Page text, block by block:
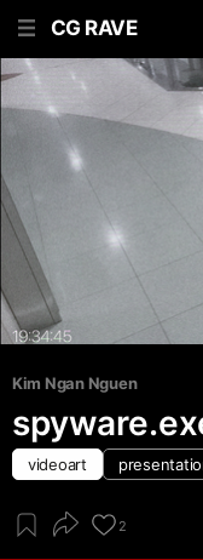
CG RAVE
Kim Ngan Nguen
videoart
2